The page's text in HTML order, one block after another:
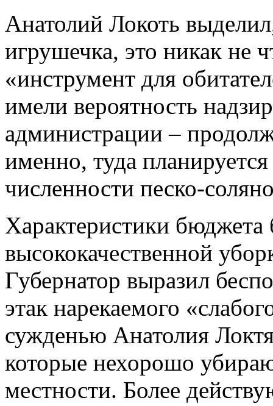
Анатолий Локоть
игрушечка, это никак не
«инструмент для
имели вероятность
администрации –
именно, туда
численности песко-
Характеристики бюджета
высококачественной
Губернатор выразил
этак нарекаемого
сужденью Анатолия
которые нехорошо
местности. Более